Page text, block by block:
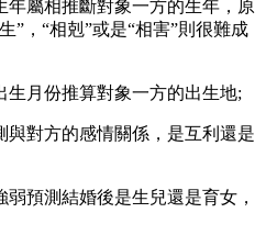
年屬相推斷對象一方的生年，原
”，“相剋”或是“相害”則很難成
生月份推算對象一方的出生地;
與對方的感情關係，是互利還是
預測結婚後是生兒還是育女，